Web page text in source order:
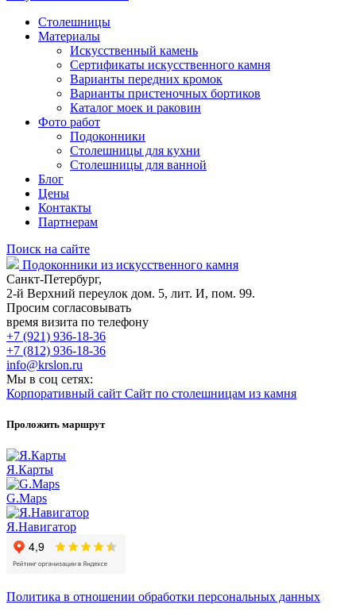
Столешницы
Материалы
Искусственный камень
Сертификаты искусственного камня
Варианты передних кромок
Варианты пристеночных бортиков
Каталог моек и раковин
Фото работ
Подоконники
Столешницы для кухни
Столешницы для ванной
Блог
Цены
Контакты
Партнерам
Поиск на сайте
Подоконники из искусственного камня
Санкт-Петербург,
2-й Верхний переулок дом. 5, лит. И, пом. 99.
Просим согласовывать
время визита по телефону
+7 (921) 936-18-36
+7 (812) 936-18-36
info@krslon.ru
Мы в соц сетях:
Корпоративный сайт Сайт по столешницам из камня
Проложить маршрут
Я.Карты
G.Maps
Я.Навигатор
Политика в отношении обработки персональных данных